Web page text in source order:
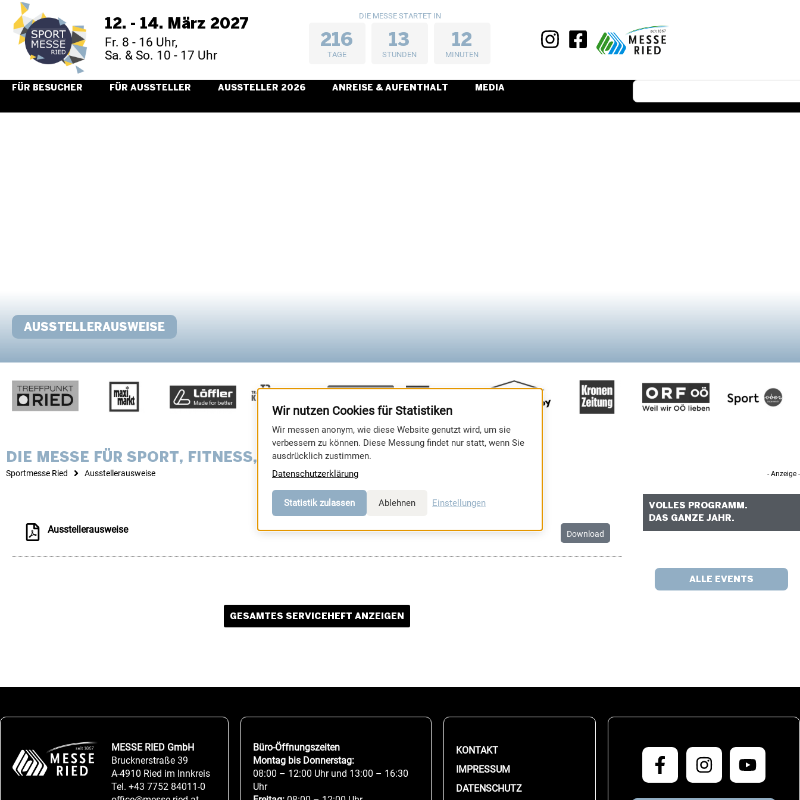
12. - 14. März 2027
Fr. 8 - 16 Uhr,
Sa. & So. 10 - 17 Uhr
DIE MESSE STARTET IN
216
TAGE
13
STUNDEN
12
MINUTEN
FÜR BESUCHER FÜR AUSSTELLER AUSSTELLER 2026 ANREISE & AUFENTHALT MEDIA
AUSSTELLERAUSWEISE
DIE MESSE FÜR SPORT, FITNESS, OUTDOOR & BEWEGUNG
Sportmesse Ried Ausstellerausweise
Ausstellerausweise Download
GESAMTES SERVICEHEFT ANZEIGEN
- Anzeige -
VOLLES PROGRAMM.
DAS GANZE JAHR.
ALLE EVENTS
MESSE RIED GmbH
Brucknerstraße 39
A-4910 Ried im Innkreis
Tel. +43 7752 84011-0
Büro-Öffnungszeiten
Montag bis Donnerstag:
08:00 – 12:00 Uhr und 13:00 – 16:30
Uhr
KONTAKT
IMPRESSUM
DATENSCHUTZ
Wir nutzen Cookies für Statistiken
Wir messen anonym, wie diese Website genutzt wird, um sie
verbessern zu können. Diese Messung findet nur statt, wenn Sie
ausdrücklich zustimmen.
Datenschutzerklärung
Statistik zulassen Ablehnen Einstellungen